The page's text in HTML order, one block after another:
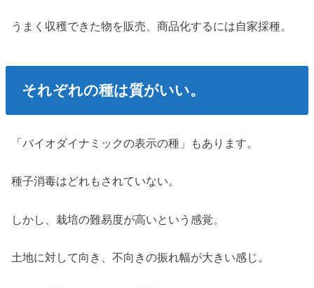
うまく収穫できた物を販売、商品化するには自家採種。
それぞれの種は質がいい。
「バイオダイナミックの表示の種」もあります。
種子消毒はどれもされていない。
しかし、栽培の難易度が高いという感覚。
土地に対して向き、不向きの振れ幅が大きい感じ。